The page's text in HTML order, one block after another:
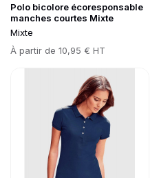
Polo bicolore écoresponsable
manches courtes Mixte
Mixte
Prix
À partir de 10,95 € HT
Go to product page